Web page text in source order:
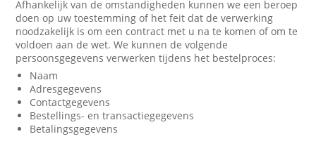
Afhankelijk van de omstandigheden kunnen we een beroep
doen op uw toestemming of het feit dat de verwerking
noodzakelijk is om een contract met u na te komen of om te
voldoen aan de wet. We kunnen de volgende
persoonsgegevens verwerken tijdens het bestelproces:
Naam
Adresgegevens
Contactgegevens
Bestellings- en transactiegegevens
Betalingsgegevens